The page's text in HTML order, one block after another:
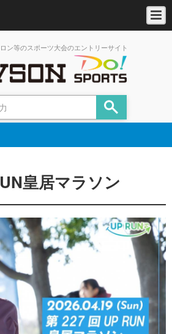
ン等のスポーツ大会のエントリーサイト
皇居マラソン